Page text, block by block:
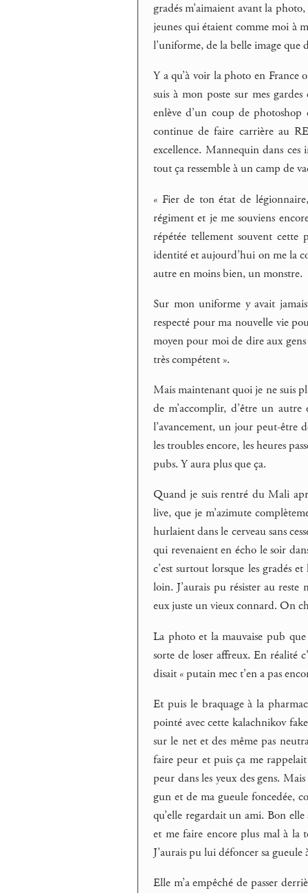
gradés m’aimaient avant la
jeunes qui étaient comme moi à
l’uniforme, de la belle image que
Y a qu’à voir la photo en France
suis à mon poste sur mes
enlève d’un coup de
continue de faire carrière au
excellence. Mannequin dans
tout ça ressemble à un camp de
« Fier de ton état de
régiment et je me souviens
répétée tellement souvent cette
identité et aujourd’hui on me la
autre en moins bien, un monstre.
Sur mon uniforme y avait
respecté pour ma nouvelle vie
moyen pour moi de dire aux
très compétent ».
Mais maintenant quoi je ne suis
de m’accomplir, d’être un
l’avancement, un jour peut-être
les troubles encore, les heures
pubs. Y aura plus que ça.
Quand je suis rentré du Mali
live, que je m’azimute
hurlaient dans le cerveau sans
qui revenaient en écho le soir
c’est surtout lorsque les gradés
loin. J’aurais pu résister au
eux juste un vieux connard. On
La photo et la mauvaise pub
sorte de loser affreux. En réalité
disait « putain mec t’en a pas
Et puis le braquage à la
pointé avec cette kalachnikov
sur le net et des même pas
faire peur et puis ça me
peur dans les yeux des gens.
gun et de ma gueule foncedée,
qu’elle regardait un ami. Bon
et me faire encore plus mal à la
J’aurais pu lui défoncer sa
Elle m’a empêché de passer